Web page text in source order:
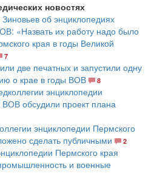
новостях
об энциклопедиях
«Назвать их работу надо было
края в годы Великой
7
две печатных и запустили одну
о крае в годы ВОВ
8
энциклопедии
обсудили проект плана
энциклопедии Пермского
сделать публичными
2
Пермского края
и военные